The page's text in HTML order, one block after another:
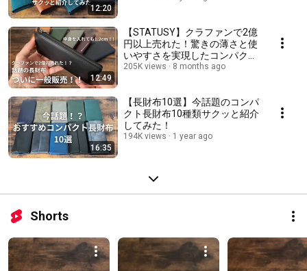
12:20
12:49
【STATUSY】クラファンで2億
円以上売れた！驚きの薄さと使
いやすさを実現したコンパクト
長財布/ステータシー/イルモー
205K views 8 months ago
16:35
【長財布10選】今話題のコンパ
クト長財布10種類サクッと紹介
してみた！
194K views 1 year ago
Shorts